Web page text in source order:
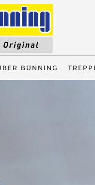
BÜNNING